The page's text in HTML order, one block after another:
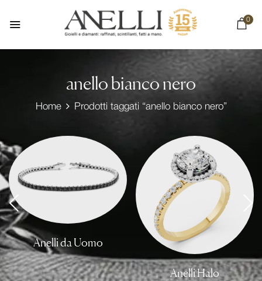
0
anello bianco nero
Home Prodotti taggati “anello bianco nero”
Anelli da Uomo
Anelli Halo